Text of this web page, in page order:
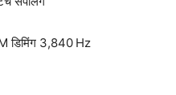
डिमिंग 3,840 Hz